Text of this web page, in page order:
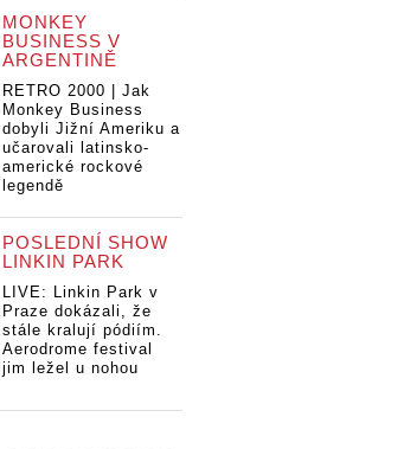
Nominacím na
dominuje Viktor
Sheen, šanci
Vladimír Mišík,
Monkey
Business či
Kateřina Marie
Tichá
MONKEY
BUSINESS V
ARGENTINĚ
RETRO 2000 | Jak
Monkey Business
dobyli Jižní Ameriku a
učarovali latinsko-
americké rockové
legendě
POSLEDNÍ SHOW
LINKIN PARK
LIVE: Linkin Park v
Praze dokázali, že
stále kralují pódiím.
Aerodrome festival
jim ležel u nohou